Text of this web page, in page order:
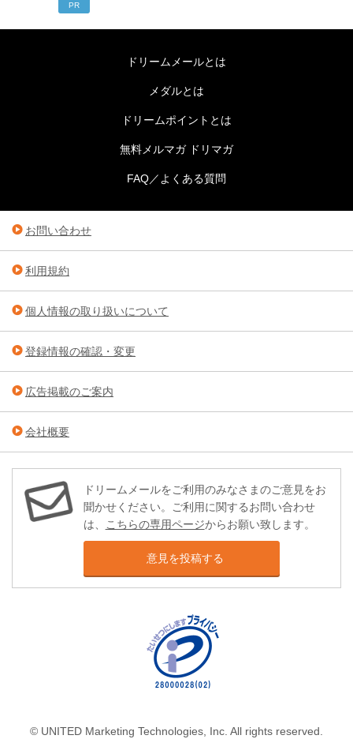
PR
ドリームメールとは
メダルとは
ドリームポイントとは
無料メルマガ ドリマガ
FAQ／よくある質問
お問い合わせ
利用規約
個人情報の取り扱いについて
登録情報の確認・変更
広告掲載のご案内
会社概要
ドリームメールをご利用のみなさまのご意見をお
聞かせください。ご利用に関するお問い合わせ
は、
こちらの専用ページからお願い致します。
意見を投稿する
© UNITED Marketing Technologies, Inc. All rights reserved.